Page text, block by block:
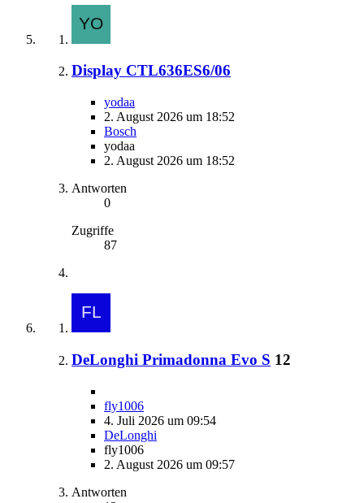
Display CTL636ES6/06
yodaa
2. August 2026 um 18:52
Bosch
yodaa
2. August 2026 um 18:52
Antworten
0
Zugriffe
87
DeLonghi Primadonna Evo S 12
fly1006
4. Juli 2026 um 09:54
DeLonghi
fly1006
2. August 2026 um 09:57
Antworten